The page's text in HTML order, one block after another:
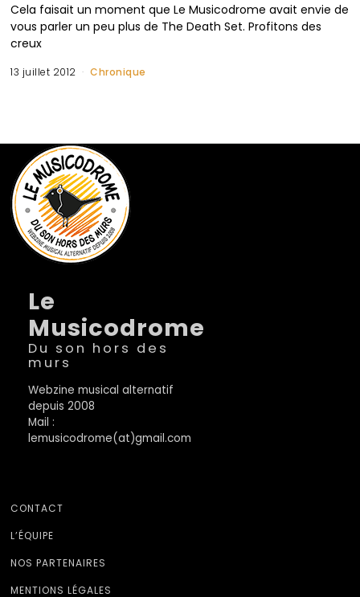
Cela faisait un moment que Le Musicodrome avait envie de
vous parler un peu plus de The Death Set. Profitons des
creux
13 juillet 2012 Chronique
Le
Musicodrome
Du son hors des
murs
Webzine musical alternatif
depuis 2008
Mail :
lemusicodrome(at)gmail.com
CONTACT
L’ÉQUIPE
NOS PARTENAIRES
MENTIONS LÉGALES